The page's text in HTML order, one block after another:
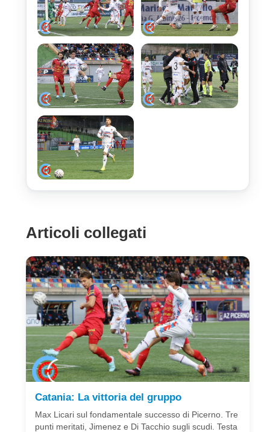
Articoli collegati
Catania: La vittoria del gruppo
Max Licari sul fondamentale successo di Picerno. Tre
punti meritati, Jimenez e Di Tacchio sugli scudi. Testa